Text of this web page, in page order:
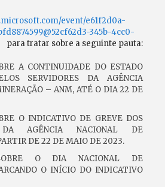
event/e61f2d0a-
345b-4cc0-
tratar sobre a seguinte pauta:
A CONTINUIDADE DO ESTADO
SERVIDORES DA AGÊNCIA
– ANM, ATÉ O DIA 22 DE
O INDICATIVO DE GREVE DOS
DA AGÊNCIA NACIONAL DE
DE 22 DE MAIO DE 2023.
O DIA NACIONAL DE
O INÍCIO DO INDICATIVO